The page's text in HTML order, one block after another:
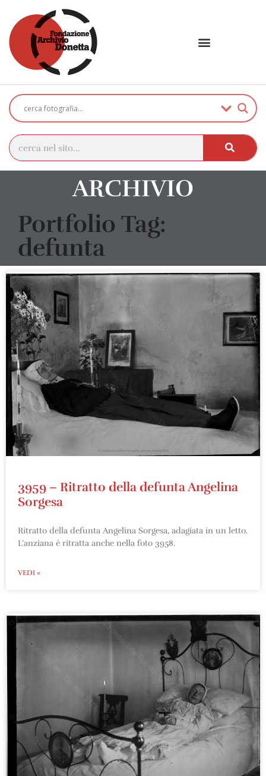
ARCHIVIO
Portfolio Tag:
defunta
3959 – Ritratto della defunta Angelina
Sorgesa
Ritratto della defunta Angelina Sorgesa, adagiata in un letto.
L’anziana è ritratta anche nella foto 3958.
VEDI »